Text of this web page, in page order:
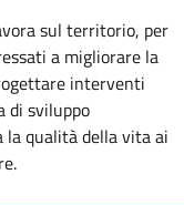
sul territorio, per
a migliorare la
interventi
di sviluppo
la qualità della vita ai